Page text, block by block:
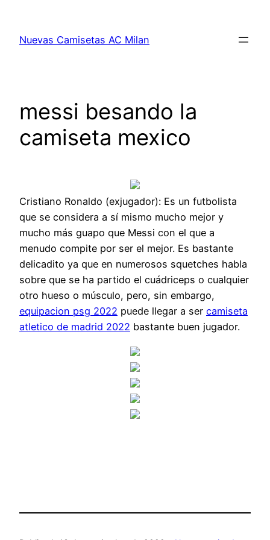
contenido
Nuevas Camisetas AC Milan
messi besando la
camiseta mexico
Cristiano Ronaldo (exjugador): Es un futbolista
que se considera a sí mismo mucho mejor y
mucho más guapo que Messi con el que a
menudo compite por ser el mejor. Es bastante
delicadito ya que en numerosos squetches habla
sobre que se ha partido el cuádriceps o cualquier
otro hueso o músculo, pero, sin embargo,
equipacion psg 2022 puede llegar a ser camiseta
atletico de madrid 2022 bastante buen jugador.